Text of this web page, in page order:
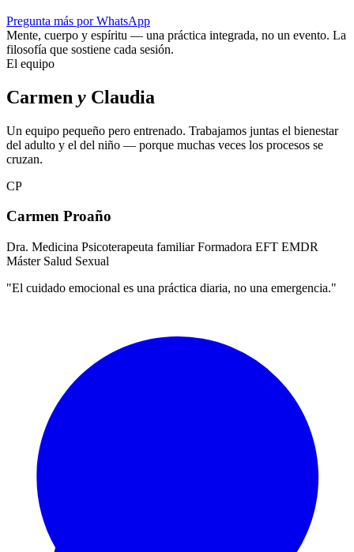
Pregunta más por WhatsApp
Mente, cuerpo y espíritu — una práctica integrada, no un evento. La
filosofía que sostiene cada sesión.
El equipo
Carmen y Claudia
Un equipo pequeño pero entrenado. Trabajamos juntas el bienestar
del adulto y el del niño — porque muchas veces los procesos se
cruzan.
CP
Carmen Proaño
Dra. Medicina Psicoterapeuta familiar Formadora EFT EMDR
Máster Salud Sexual
"El cuidado emocional es una práctica diaria, no una emergencia."